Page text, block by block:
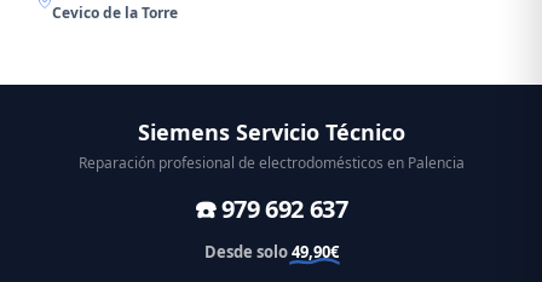
Cevico de la Torre
Siemens Servicio Técnico
Reparación profesional de electrodomésticos en Palencia
☎️ 979 692 637
Desde solo49,90€